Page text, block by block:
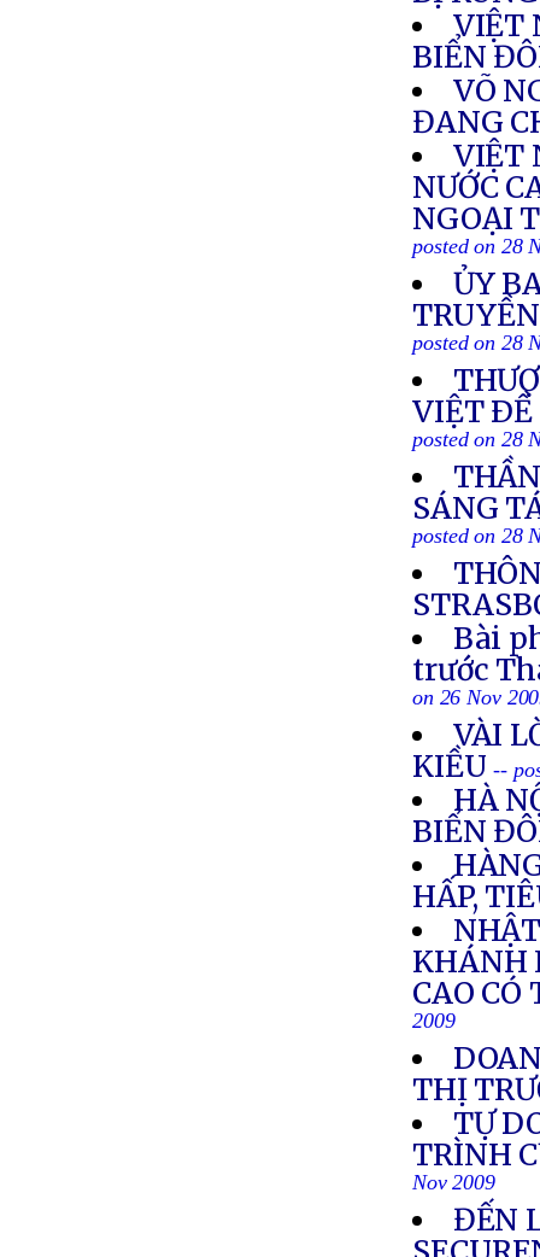
VIỆT
BIỂN
VÕ
ĐANG
VIỆT
NƯỚC
NGOẠI
posted on 28
ỦY
posted on 28
VIỆT ÐỀ
posted on 28
SÁNG
posted on 28
Bài
trước
on 26 Nov
VÀI
KIỀU--
HÀ
BIỂN
HẤP,
KHÁNH
CAO
2009
THỊ
TỰ
TRÌNH
Nov 2009
ĐẾN